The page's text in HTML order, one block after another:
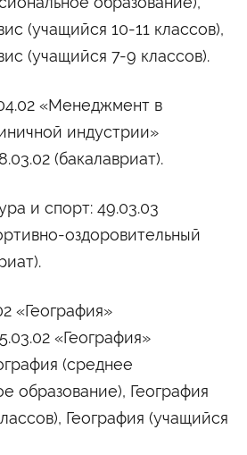
(учащийся 10-11 классов),
(учащийся 7-9 классов).
«Менеджмент в
индустрии»
(бакалавриат).
и спорт: 49.03.03
оздоровительный
«География»
«География»
(среднее
образование), География
География (учащийся